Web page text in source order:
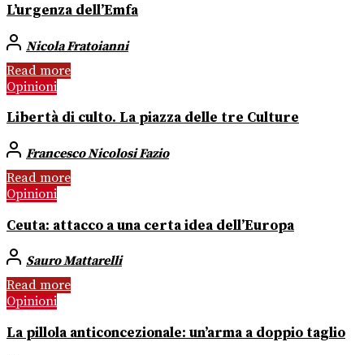
L’urgenza dell’Emfa
Nicola Fratoianni
Read more
Opinioni
Libertà di culto. La piazza delle tre Culture
Francesco Nicolosi Fazio
Read more
Opinioni
Ceuta: attacco a una certa idea dell’Europa
Sauro Mattarelli
Read more
Opinioni
La pillola anticoncezionale: un’arma a doppio taglio